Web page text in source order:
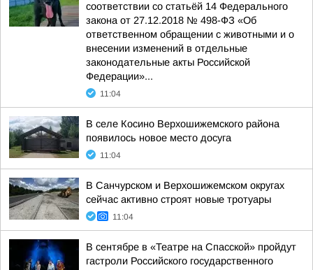
соответствии со статьёй 14 Федерального
закона от 27.12.2018 № 498-ФЗ «Об
ответственном обращении с животными и о
внесении изменений в отдельные
законодательные акты Российской
Федерации»...
11:04
В селе Косино Верхошижемского района
появилось новое место досуга
11:04
В Санчурском и Верхошижемском округах
сейчас активно строят новые тротуары
11:04
В сентябре в «Театре на Спасской» пройдут
гастроли Российского государственного